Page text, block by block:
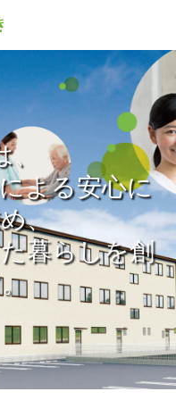
よる安心に
、
暮らしを創